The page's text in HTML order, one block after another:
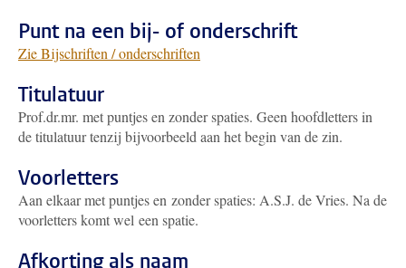
Punt na een bij- of onderschrift
Zie Bijschriften / onderschriften
Titulatuur
Prof.dr.mr. met puntjes en zonder spaties. Geen hoofdletters in
de titulatuur tenzij bijvoorbeeld aan het begin van de zin.
Voorletters
Aan elkaar met puntjes en zonder spaties: A.S.J. de Vries. Na de
voorletters komt wel een spatie.
Afkorting als naam